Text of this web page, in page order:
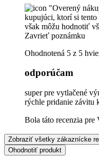
"Overený
kupujúci, ktorí si
však môžu hodnotiť
Zavrieť poznámku
Ohodnotená 5 z 5
odporúčam
super pre vytlačené
rýchle pridanie
Bola táto recenzia pre
Zobraziť všetky zákaznícke
Ohodnotiť produkt